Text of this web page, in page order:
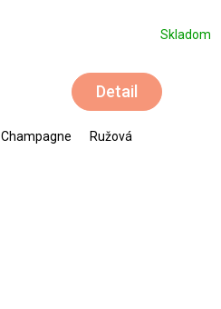
Skladom
Detail
Champagne Ružová